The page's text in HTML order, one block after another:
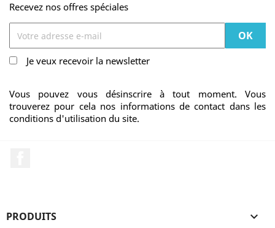
Recevez nos offres spéciales
Je veux recevoir la newsletter
Vous pouvez vous désinscrire à tout moment. Vous
trouverez pour cela nos informations de contact dans les
conditions d'utilisation du site.
PRODUITS 